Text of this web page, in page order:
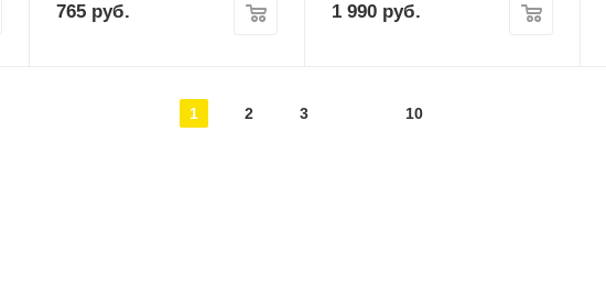
765 руб. 1 990 руб.
1 2 3 10